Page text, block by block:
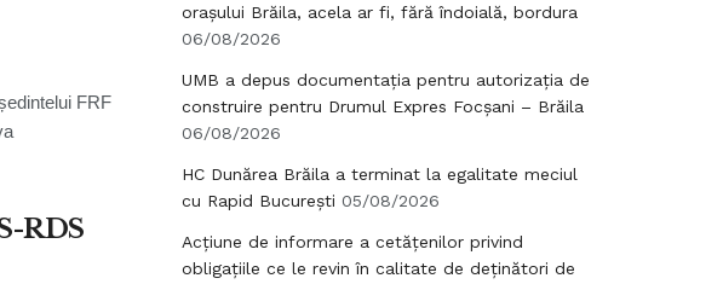
FRF
RDS
orașului Brăila, acela ar fi, fără îndoială, bordura
06/08/2026
UMB a depus documentația pentru autorizația de
construire pentru Drumul Expres Focșani – Brăila
06/08/2026
HC Dunărea Brăila a terminat la egalitate meciul
cu Rapid București 05/08/2026
Acțiune de informare a cetățenilor privind
obligațiile ce le revin în calitate de deținători de